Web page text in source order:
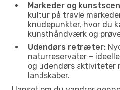
Markeder og
kultur på travle
knudepunkter, hvor du
kunsthåndværk og
Udendørs retræter:
naturreservater –
og udendørs aktiviteter
landskaber.